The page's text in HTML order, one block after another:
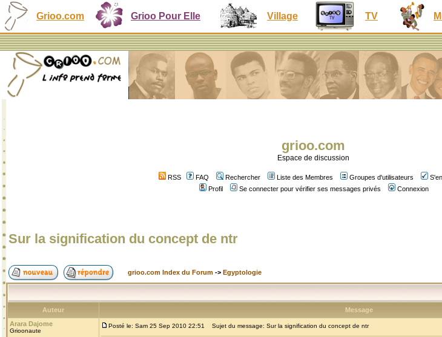
Grioo.com Grioo Pour Elle Village TV
grioo.com
Espace de discussion
RSS FAQ Rechercher Liste des Membres Groupes d'utilisateurs
Profil
Se connecter pour vérifier ses messages privés Connexion
Sur la signification du concept de ntr
grioo.com Index du Forum -> Egyptologie
Auteur
Message
Arara Dajome
Grioonaute
Posté le: Sam 25 Sep 2010 22:51 Sujet du message: Sur la signification du concept de ntr